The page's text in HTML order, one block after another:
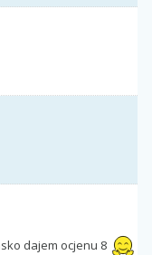
dajem ocjenu 8